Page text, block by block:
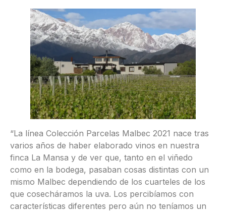
“La línea Colección Parcelas Malbec 2021 nace tras
varios años de haber elaborado vinos en nuestra
finca La Mansa y de ver que, tanto en el viñedo
como en la bodega, pasaban cosas distintas con un
mismo Malbec dependiendo de los cuarteles de los
que cosecháramos la uva. Los percibíamos con
características diferentes pero aún no teníamos un